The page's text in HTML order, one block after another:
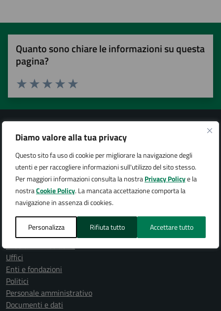
Diamo valore alla tua privacy
Questo sito fa uso di cookie per migliorare la navigazione degli
utenti e per raccogliere informazioni sull'utilizzo del sito stesso.
Per maggiori informazioni consulta la nostraPrivacy Policye la
nostraCookie Policy. La mancata accettazione comporta la
navigazione in assenza di cookies.
Personalizza Rifiuta tutto Accettare tutto
Quanto sono chiare le informazioni su questa
pagina?
Valuta 5 stelle su 5
Valuta 4 stelle su 5
Valuta 3 stelle su 5
Valuta 2 stelle su 5
Valuta 1 stelle su 5
Città di Arona
AMMINISTRAZIONE
Organi di governo
Aree amministrative
Uffici
Enti e fondazioni
Politici
Personale amministrativo
Documenti e dati